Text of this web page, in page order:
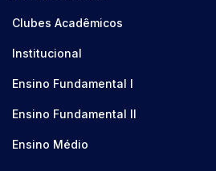
Clubes Acadêmicos
Institucional
Ensino Fundamental I
Ensino Fundamental II
Ensino Médio